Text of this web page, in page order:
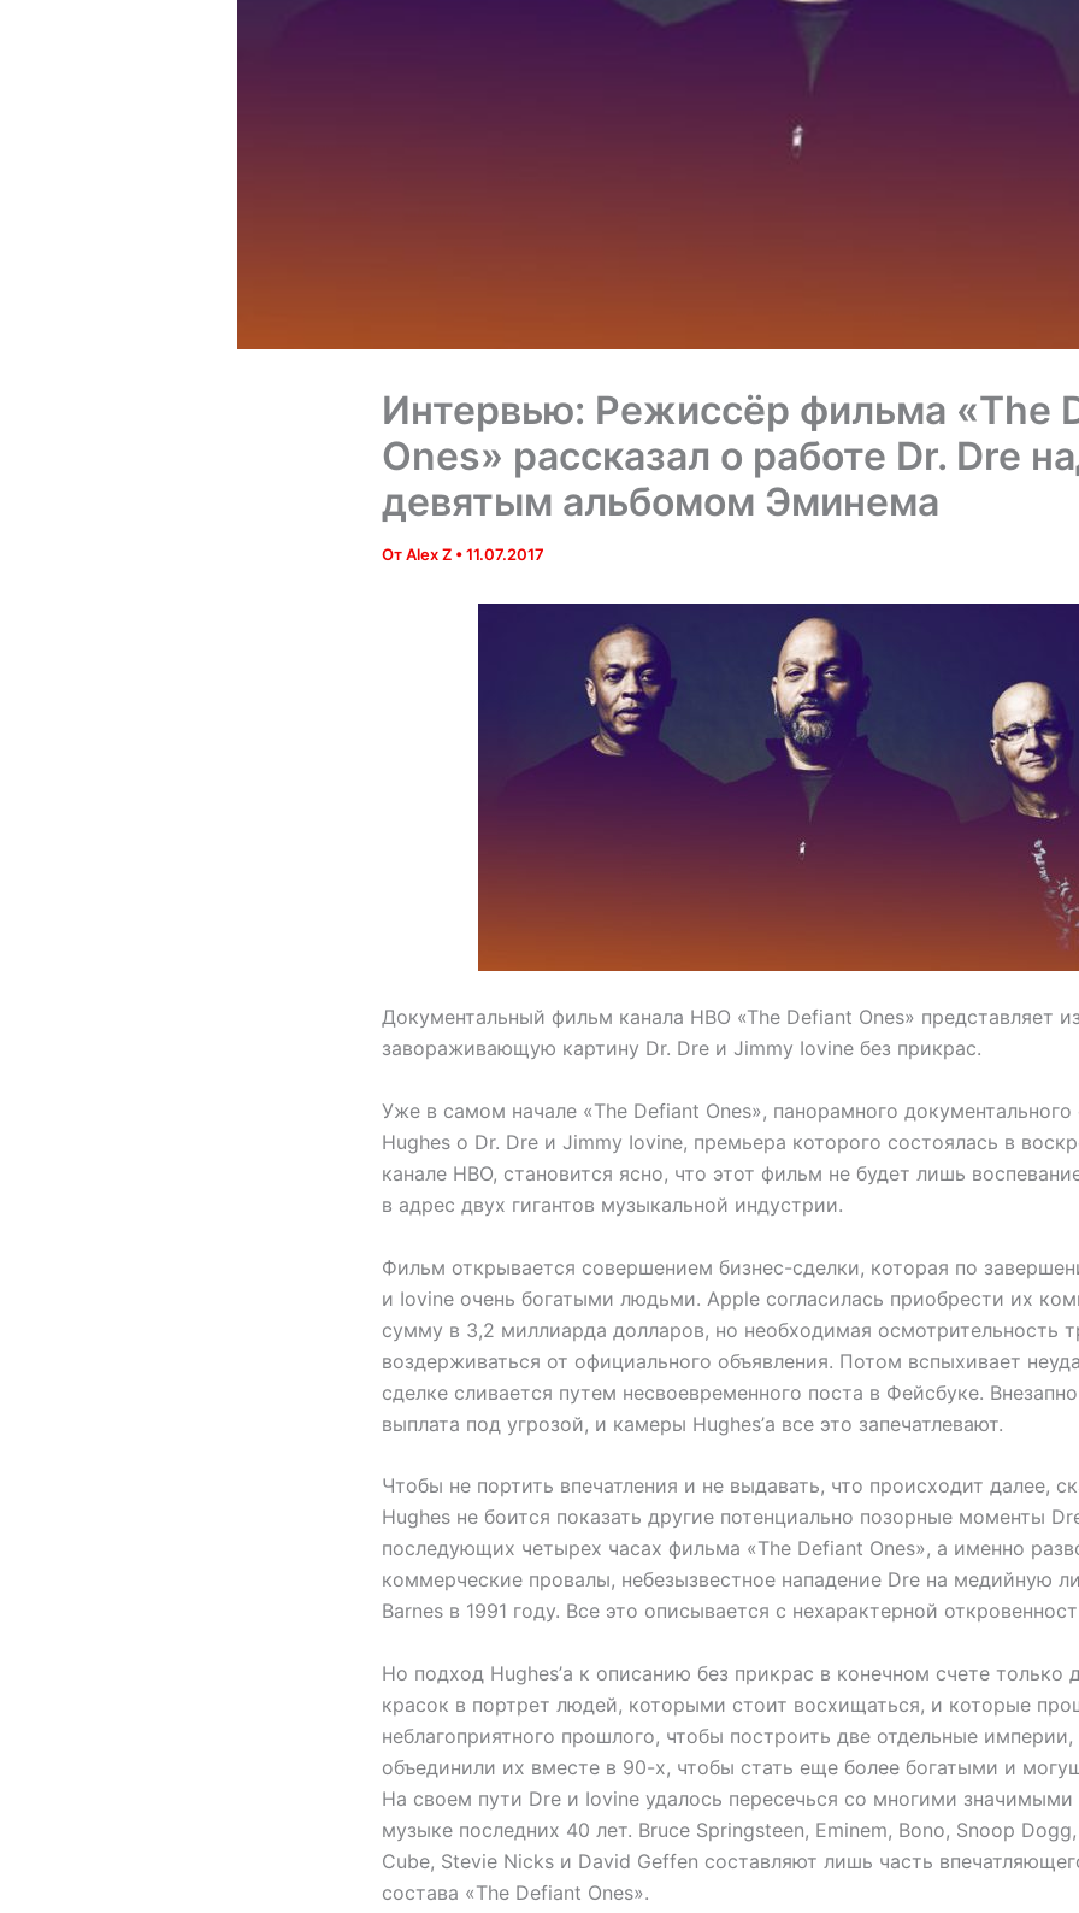
Интервью: Режиссёр фильма «The
Ones» рассказал о работе Dr. Dre
девятым альбомом Эминема
ОтAlex Z •11.07.2017
Документальный фильм канала HBO «The Defiant Ones» представляет
завораживающую картину Dr. Dre и Jimmy Iovine без прикрас.
Уже в самом начале «The Defiant Ones», панорамного
Hughes о Dr. Dre и Jimmy Iovine, премьера которого состоялась в
канале HBO, становится ясно, что этот фильм не будет лишь
в адрес двух гигантов музыкальной индустрии.
Фильм открывается совершением бизнес-сделки, которая по
и Iovine очень богатыми людьми. Apple согласилась приобрести их
сумму в 3,2 миллиарда долларов, но необходимая осмотрительность
воздерживаться от официального объявления. Потом вспыхивает
сделке сливается путем несвоевременного поста в Фейсбуке.
выплата под угрозой, и камеры Hughes’а все это запечатлевают.
Чтобы не портить впечатления и не выдавать, что происходит далее,
Hughes не боится показать другие потенциально позорные моменты
последующих четырех часах фильма «The Defiant Ones», а именно
коммерческие провалы, небезызвестное нападение Dre на медийную
Barnes в 1991 году. Все это описывается с нехарактерной
Но подход Hughes’а к описанию без прикрас в конечном счете только
красок в портрет людей, которыми стоит восхищаться, и которые
неблагоприятного прошлого, чтобы построить две отдельные империи,
объединили их вместе в 90-х, чтобы стать еще более богатыми и
На своем пути Dre и Iovine удалось пересечься со многими
музыке последних 40 лет. Bruce Springsteen, Eminem, Bono, Snoop
Cube, Stevie Nicks и David Geffen составляют лишь часть
состава «The Defiant Ones».